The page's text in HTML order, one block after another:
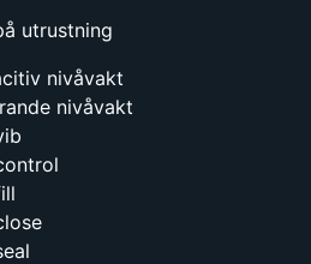
utrustning
nivåvakt
nivåvakt